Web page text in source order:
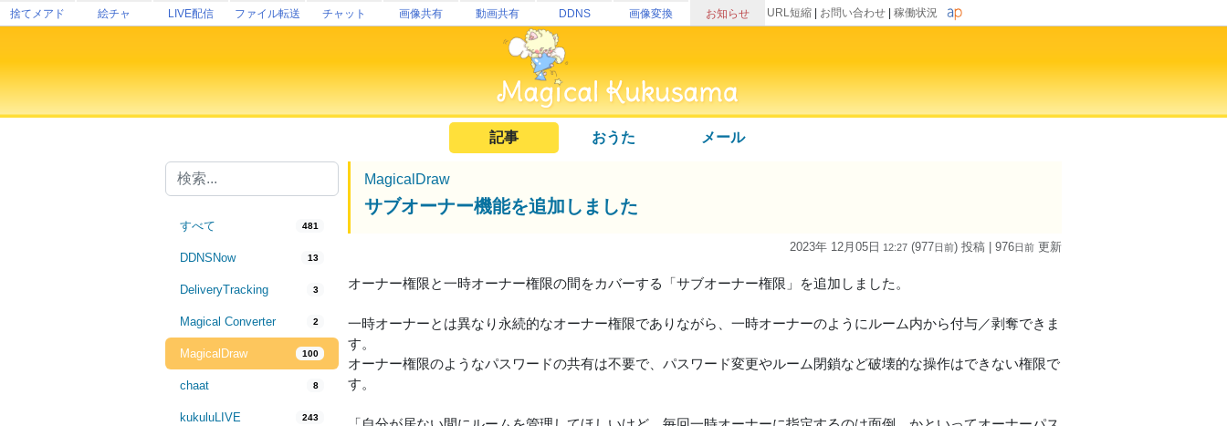
捨てメアド 絵チャ LIVE配信 ファイル転送 チャット 画像共有 動画共有 DDNS 画像変換 お知らせ URL短縮 お問い合わせ 稼働状況
記事 おうた メール
すべて 481
DDNSNow 13
DeliveryTracking 3
Magical Converter 2
MagicalDraw 100
chaat 8
kukuluLIVE 243
MagicalDraw
サブオーナー機能を追加しました
2023年 12月05日 12:27 (977日前) 投稿 | 976日前 更新
オーナー権限と一時オーナー権限の間をカバーする「サブオーナー権限」を追加しました。
一時オーナーとは異なり永続的なオーナー権限でありながら、一時オーナーのようにルーム内から付与／剥奪できま
す。
オーナー権限のようなパスワードの共有は不要で、パスワード変更やルーム閉鎖など破壊的な操作はできない権限で
す。